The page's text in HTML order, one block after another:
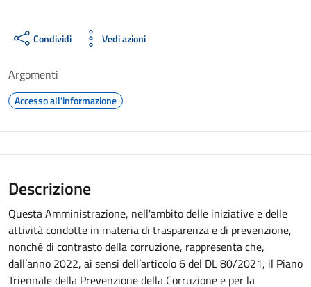
Condividi Vedi azioni
Argomenti
Accesso all'informazione
Descrizione
Questa Amministrazione, nell'ambito delle iniziative e delle
attività condotte in materia di trasparenza e di prevenzione,
nonché di contrasto della corruzione, rappresenta che,
dall’anno 2022, ai sensi dell’articolo 6 del DL 80/2021, il Piano
Triennale della Prevenzione della Corruzione e per la